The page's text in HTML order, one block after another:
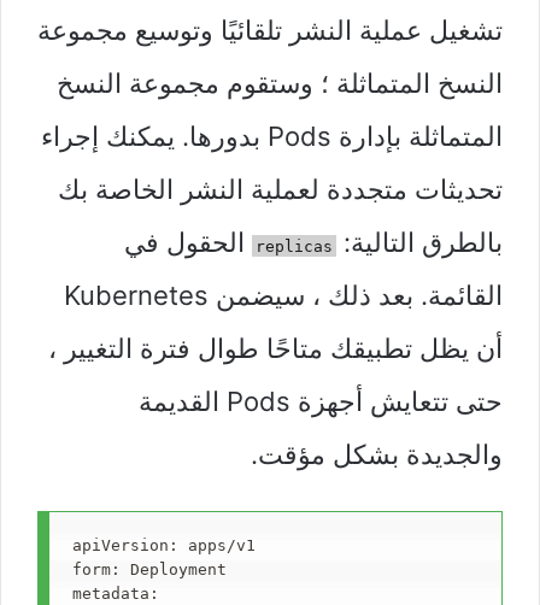
تشغيل عملية النشر تلقائيًا وتوسيع مجموعة
النسخ المتماثلة ؛ وستقوم مجموعة النسخ
المتماثلة بإدارة Pods بدورها. يمكنك إجراء
تحديثات متجددة لعملية النشر الخاصة بك
بالطرق التالية:
replicas
الحقول في
القائمة. بعد ذلك ، سيضمن Kubernetes
أن يظل تطبيقك متاحًا طوال فترة التغيير ،
حتى تتعايش أجهزة Pods القديمة
والجديدة بشكل مؤقت.
apiVersion : apps/v1
form: Deployment
metadata :